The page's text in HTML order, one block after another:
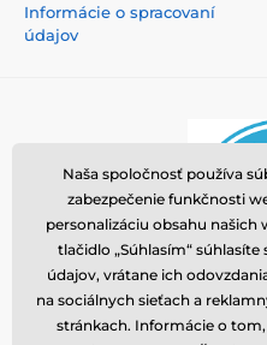
Informácie o spracovaní
údajov
Naša spoločnosť používa
zabezpečenie funkčnosti
personalizáciu obsahu
tlačidlo „Súhlasím“
údajov, vrátane ich
na sociálnych sieťach a
stránkach. Informácie o